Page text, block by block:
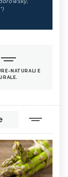
NATURALI E